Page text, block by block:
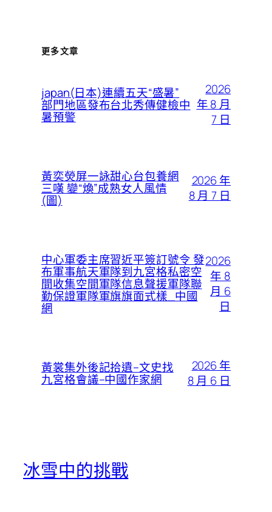
更多文章
japan(日本)連續五天“盛暑”
部門地區發布台北秀傳健檢中
暑預警
2026
年 8 月
7 日
黃奕熒屏一詠甜心台包養網
三嘆 變“煥”成熟女人風情
(圖)
2026 年
8 月 7 日
中心軍委主席習近平簽訂號令 發
布軍事航天軍隊到九宮格私密空
間收集空間軍隊信息聲援軍隊聯
勤保證軍隊軍旗旗面式樣_中國
網
2026
年 8
月 6
日
黃裳集外後記拾遺–文史找
九宮格會議–中國作家網
2026 年
8 月 6 日
冰雪中的挑戰